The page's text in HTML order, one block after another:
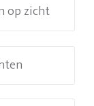
op zicht